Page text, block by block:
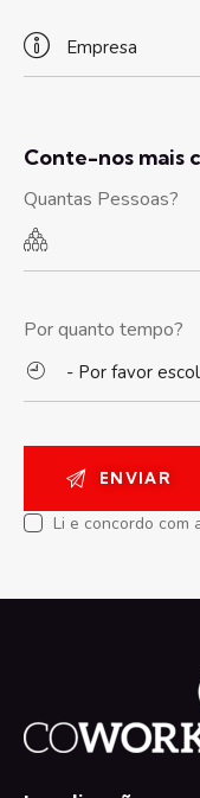
Conte-nos mais
Quantas Pessoas?
Por quanto tempo?
Li e concordo com